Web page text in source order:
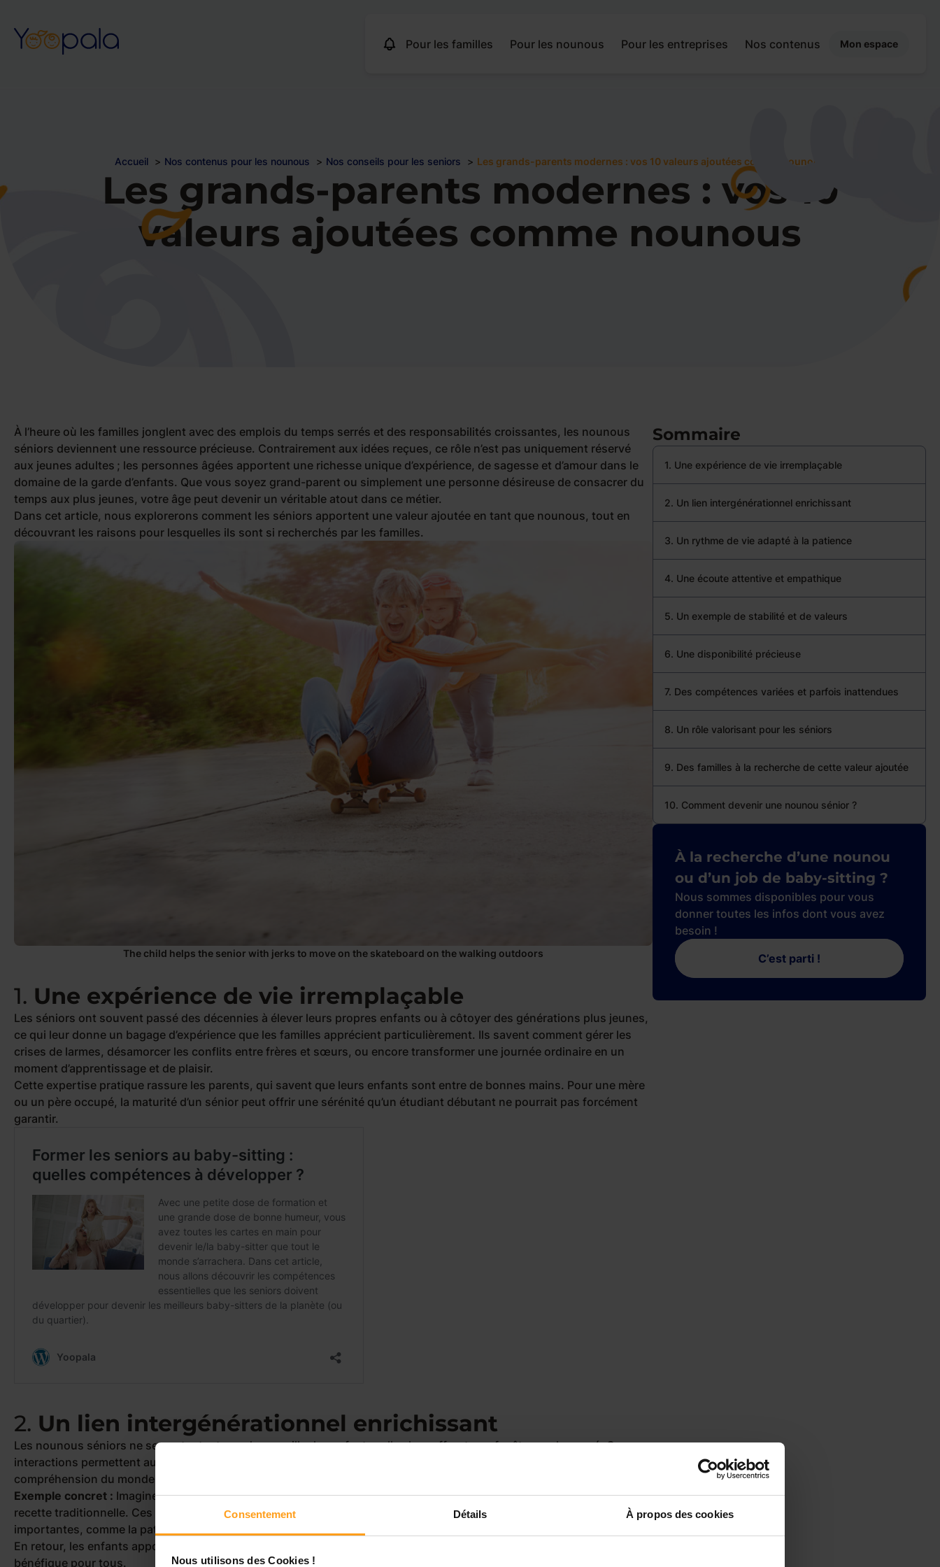
Consentement Détails À propos des cookies
Nous utilisons des Cookies !
Pour les familles Pour les nounous Pour les entreprises Nos contenus Mon espace
Accueil Nos contenus pour les nounous Nos conseils pour les seniors Les grands-parents modernes : vos 10 valeurs ajoutées comme nounous
Les grands-parents modernes : vos 10
valeurs ajoutées comme nounous
À l’heure où les familles jonglent avec des emplois du temps serrés et des responsabilités croissantes, les nounous
séniors deviennent une ressource précieuse. Contrairement aux idées reçues, ce rôle n’est pas uniquement réservé
aux jeunes adultes ; les personnes âgées apportent une richesse unique d’expérience, de sagesse et d’amour dans le
domaine de la garde d’enfants. Que vous soyez grand-parent ou simplement une personne désireuse de consacrer du
temps aux plus jeunes, votre âge peut devenir un véritable atout dans ce métier.
Dans cet article, nous explorerons comment les séniors apportent une valeur ajoutée en tant que nounous, tout en
découvrant les raisons pour lesquelles ils sont si recherchés par les familles.
The child helps the senior with jerks to move on the skateboard on the walking outdoors
1. Une expérience de vie irremplaçable
Les séniors ont souvent passé des décennies à élever leurs propres enfants ou à côtoyer des générations plus jeunes,
ce qui leur donne un bagage d’expérience que les familles apprécient particulièrement. Ils savent comment gérer les
crises de larmes, désamorcer les conflits entre frères et sœurs, ou encore transformer une journée ordinaire en un
moment d’apprentissage et de plaisir.
Cette expertise pratique rassure les parents, qui savent que leurs enfants sont entre de bonnes mains. Pour une mère
ou un père occupé, la maturité d’un sénior peut offrir une sérénité qu’un étudiant débutant ne pourrait pas forcément
garantir.
2. Un lien intergénérationnel enrichissant
Les nounous séniors ne se contentent pas de surveiller les enfants : elles leur offrent une fenêtre sur le passé. Ces
interactions permettent aux plus jeunes de découvrir des traditions, des anecdotes et des histoires qui renforcent leur
compréhension du monde et leur curiosité.
Exemple concret : Imaginez une nounou sénior qui apprend à un enfant comment tricoter, jardiner, ou cuisiner une
recette traditionnelle. Ces moments de partage deviennent des souvenirs précieux et transmettent des valeurs
importantes, comme la patience, la créativité et l’autonomie.
En retour, les enfants apportent leur énergie et leur enthousiasme aux séniors, créant un échange intergénérationnel
bénéfique pour tous.
Sommaire
1. Une expérience de vie irremplaçable
2. Un lien intergénérationnel enrichissant
3. Un rythme de vie adapté à la patience
4. Une écoute attentive et empathique
5. Un exemple de stabilité et de valeurs
6. Une disponibilité précieuse
7. Des compétences variées et parfois inattendues
8. Un rôle valorisant pour les séniors
9. Des familles à la recherche de cette valeur ajoutée
10. Comment devenir une nounou sénior ?
À la recherche d’une nounou
ou d’un job de baby-sitting ?
Nous sommes disponibles pour vous
donner toutes les infos dont vous avez
besoin !
C’est parti !